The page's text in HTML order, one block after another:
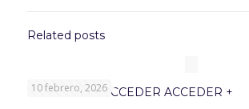
Related posts
10 febrero, 2026
PROGRAMA ACCEDER ACCEDER +